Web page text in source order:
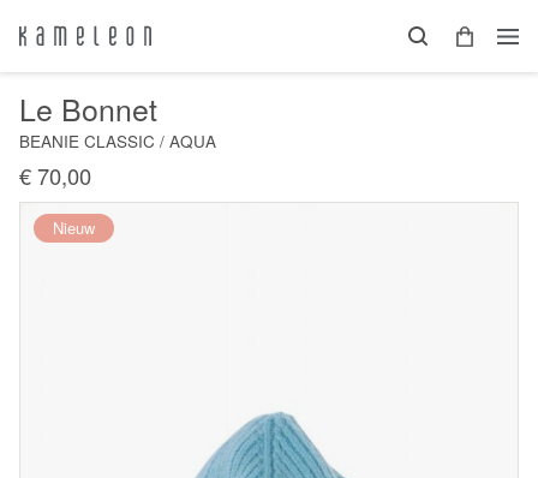
Le Bonnet
BEANIE CLASSIC / AQUA
€ 70,00
Nieuw